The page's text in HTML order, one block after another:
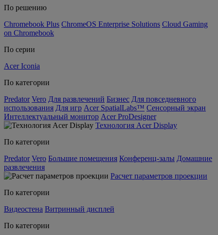
По решению
Chromebook Plus ChromeOS Enterprise Solutions Cloud Gaming
on Chromebook
По серии
Acer Iconia
По категории
Predator Vero Для развлечений Бизнес Для повседневного
использования Для игр Acer SpatialLabs™ Сенсорный экран
Интеллектуальный монитор Acer ProDesigner
Технология Acer Display
По категории
Predator Vero Большие помещения Конференц-залы Домашние
развлечения
Расчет параметров проекции
По категории
Видеостена Витринный дисплей
По категории